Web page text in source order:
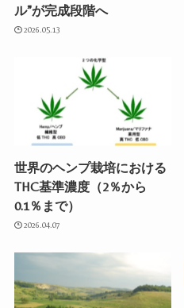
ル”が完成段階へ
2026.05.13
世界のヘンプ栽培における
THC基準濃度（2％から
0.1％まで）
2026.04.07